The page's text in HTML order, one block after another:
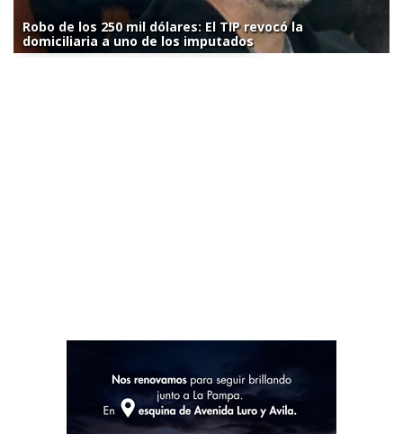
Robo de los 250 mil dólares: El TIP revocó la
domiciliaria a uno de los imputados